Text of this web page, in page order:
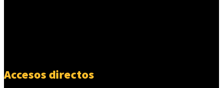
Accesos directos